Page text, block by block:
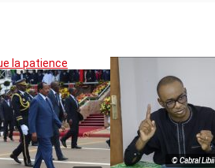
© Cabral Libii
la patience